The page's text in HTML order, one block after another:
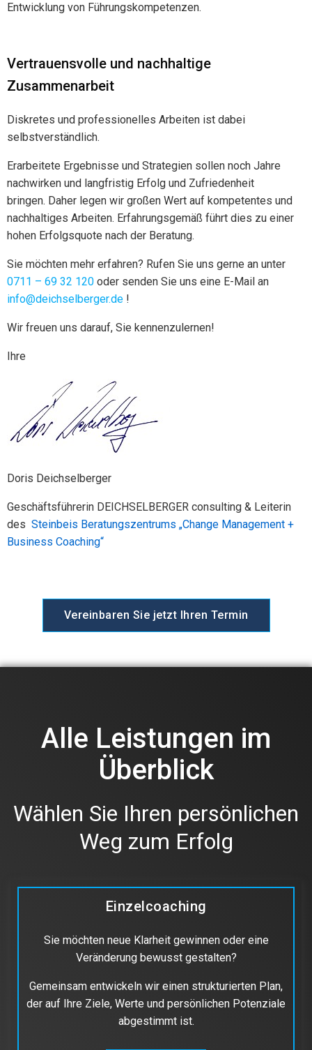
Entwicklung von Führungskompetenzen.
Vertrauensvolle und nachhaltige
Zusammenarbeit
Diskretes und professionelles Arbeiten ist dabei
selbstverständlich.
Erarbeitete Ergebnisse und Strategien sollen noch Jahre
nachwirken und langfristig Erfolg und Zufriedenheit
bringen. Daher legen wir großen Wert auf kompetentes und
nachhaltiges Arbeiten. Erfahrungsgemäß führt dies zu einer
hohen Erfolgsquote nach der Beratung.
Sie möchten mehr erfahren? Rufen Sie uns gerne an unter
0711 – 69 32 120 oder senden Sie uns eine E-Mail an
info@deichselberger.de !
Wir freuen uns darauf, Sie kennenzulernen!
Ihre
Doris Deichselberger
Geschäftsführerin DEICHSELBERGER consulting & Leiterin
des Steinbeis Beratungszentrums „Change Management +
Business Coaching“
Vereinbaren Sie jetzt Ihren Termin
Alle Leistungen im
Überblick
Wählen Sie Ihren persönlichen
Weg zum Erfolg
Einzelcoaching
Sie möchten neue Klarheit gewinnen oder eine
Veränderung bewusst gestalten?
Gemeinsam entwickeln wir einen strukturierten Plan,
der auf Ihre Ziele, Werte und persönlichen Potenziale
abgestimmt ist.